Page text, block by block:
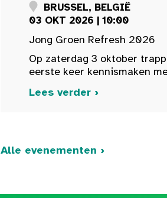
BRUSSEL, BELGIË
03 OKT 2026 | 10:00
Jong Groen Refresh 2026
Op zaterdag 3 oktober
eerste keer kennismaken
Lees verder ›
Alle evenementen ›